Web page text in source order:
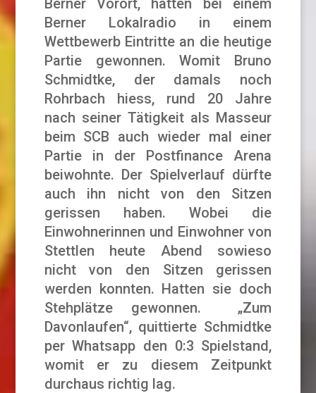
Berner Lokalradio in einem
Wettbewerb Eintritte an die heutige
Partie gewonnen. Womit Bruno
Schmidtke, der damals noch
Rohrbach hiess, rund 20 Jahre
nach seiner Tätigkeit als Masseur
beim SCB auch wieder mal einer
Partie in der Postfinance Arena
beiwohnte. Der Spielverlauf dürfte
auch ihn nicht von den Sitzen
gerissen haben. Wobei die
Einwohnerinnen und Einwohner von
Stettlen heute Abend sowieso
nicht von den Sitzen gerissen
werden konnten. Hatten sie doch
Stehplätze gewonnen. „Zum
Davonlaufen“, quittierte Schmidtke
per Whatsapp den 0:3 Spielstand,
womit er zu diesem Zeitpunkt
durchaus richtig lag.